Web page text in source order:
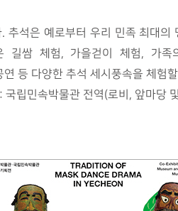
석은 예로부터 우리 민족 최대
길쌈 체험, 가을걷이 체험, 가
등 다양한 추석 세시풍속을 체험
립민속박물관 전역(로비, 앞마당